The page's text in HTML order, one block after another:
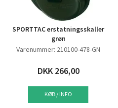
SPORTTAC erstatningsskaller
grøn
Varenummer: 210100-478-GN
DKK 266,00
KØB / INFO